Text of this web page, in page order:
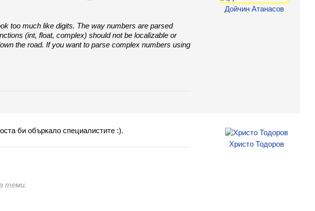
Дойчин Атанасов
too much like digits. The way numbers are parsed
(int, float, complex) should not be localizable or
the road. If you want to parse complex numbers using
Христо Тодоров
би объркало специалистите :).
теми.